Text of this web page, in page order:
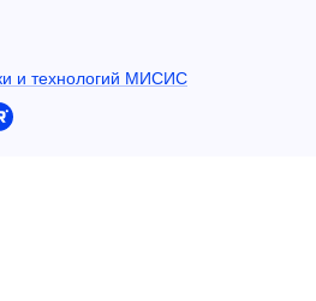
и технологий МИСИС